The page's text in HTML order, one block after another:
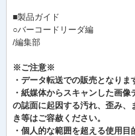
■製品ガイド
○バーコードリーダ編
/編集部
※ご注意※
・データ転送での販売となりま
・紙媒体からスキャンした画
の誌面に起因する汚れ、歪み
き等はご容赦ください。
・個人的な範囲を超える使用